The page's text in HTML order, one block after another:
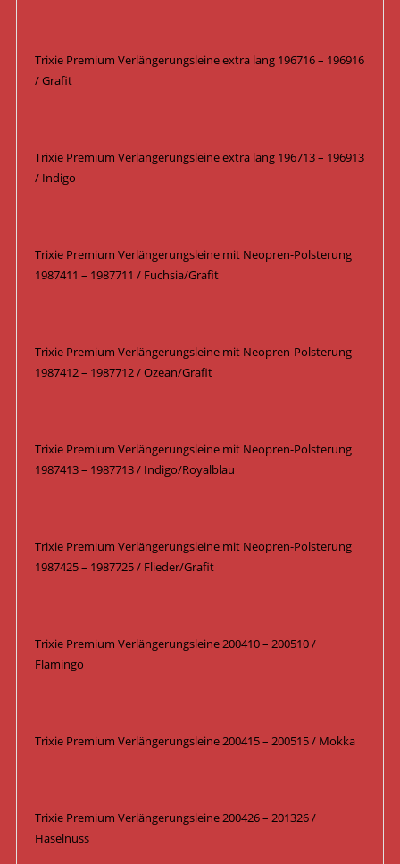
Trixie Premium Verlängerungsleine extra lang 196716 – 196916
/ Grafit
Trixie Premium Verlängerungsleine extra lang 196713 – 196913
/ Indigo
Trixie Premium Verlängerungsleine mit Neopren-Polsterung
1987411 – 1987711 / Fuchsia/Grafit
Trixie Premium Verlängerungsleine mit Neopren-Polsterung
1987412 – 1987712 / Ozean/Grafit
Trixie Premium Verlängerungsleine mit Neopren-Polsterung
1987413 – 1987713 / Indigo/Royalblau
Trixie Premium Verlängerungsleine mit Neopren-Polsterung
1987425 – 1987725 / Flieder/Grafit
Trixie Premium Verlängerungsleine 200410 – 200510 /
Flamingo
Trixie Premium Verlängerungsleine 200415 – 200515 / Mokka
Trixie Premium Verlängerungsleine 200426 – 201326 /
Haselnuss